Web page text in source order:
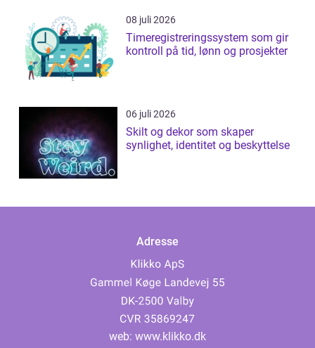
08 juli 2026
Timeregistreringssystem som gir
kontroll på tid, lønn og prosjekter
06 juli 2026
Skilt og dekor som skaper
synlighet, identitet og beskyttelse
Adresse
web: www.klikko.dk